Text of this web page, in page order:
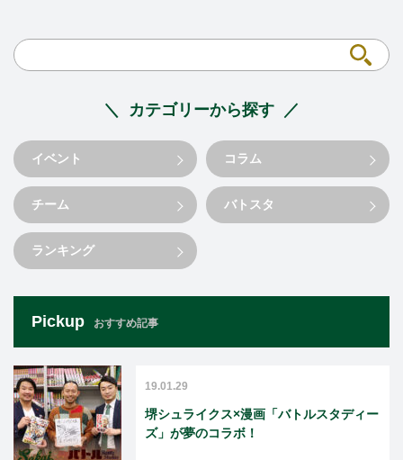
カテゴリーから探す
イベント コラム
チーム バトスタ
ランキング
Pickup おすすめ記事
19.01.29
堺シュライクス×漫画「バトルスタディー
ズ」が夢のコラボ！